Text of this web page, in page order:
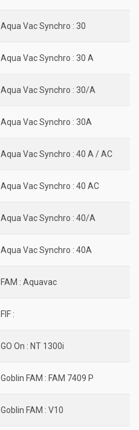
Aqua Vac Synchro : 30
Aqua Vac Synchro : 30 A
Aqua Vac Synchro : 30/A
Aqua Vac Synchro : 30A
Aqua Vac Synchro : 40 A / AC
Aqua Vac Synchro : 40 AC
Aqua Vac Synchro : 40/A
Aqua Vac Synchro : 40A
FAM : Aquavac
FIF :
GO On : NT 1300i
Goblin FAM : FAM 7409 P
Goblin FAM : V10